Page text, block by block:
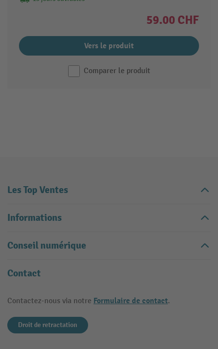
59.00 CHF
Vers le produit
Comparer le produit
Les Top Ventes
Informations
Conseil numérique
Contact
Contactez-nous via notre Formulaire de contact.
Droit de retractation